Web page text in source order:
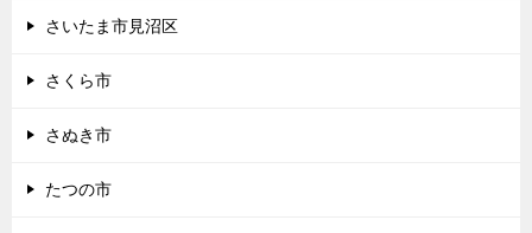
さいたま市見沼区
さくら市
さぬき市
たつの市